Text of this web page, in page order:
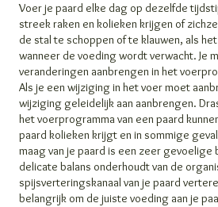
Voer je paard elke dag op dezelfde
streek raken en kolieken krijgen of
de stal te schoppen of te klauwen, als
wanneer de voeding wordt verwacht. Je
veranderingen aanbrengen in het
Als je een wijziging in het voer moet
wijziging geleidelijk aan aanbrengen.
het voerprogramma van een paard
paard kolieken krijgt en in sommige
maag van je paard is een zeer gevoelige
delicate balans onderhoudt van de
spijsverteringskanaal van je paard
belangrijk om de juiste voeding aan je